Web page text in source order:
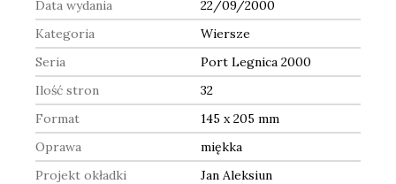
Data wydania
22/09/2000
Kategoria
Wiersze
Seria
Port Legnica 2000
Ilość stron
32
Format
145 x 205 mm
Oprawa
miękka
Projekt okładki
Jan Aleksiun